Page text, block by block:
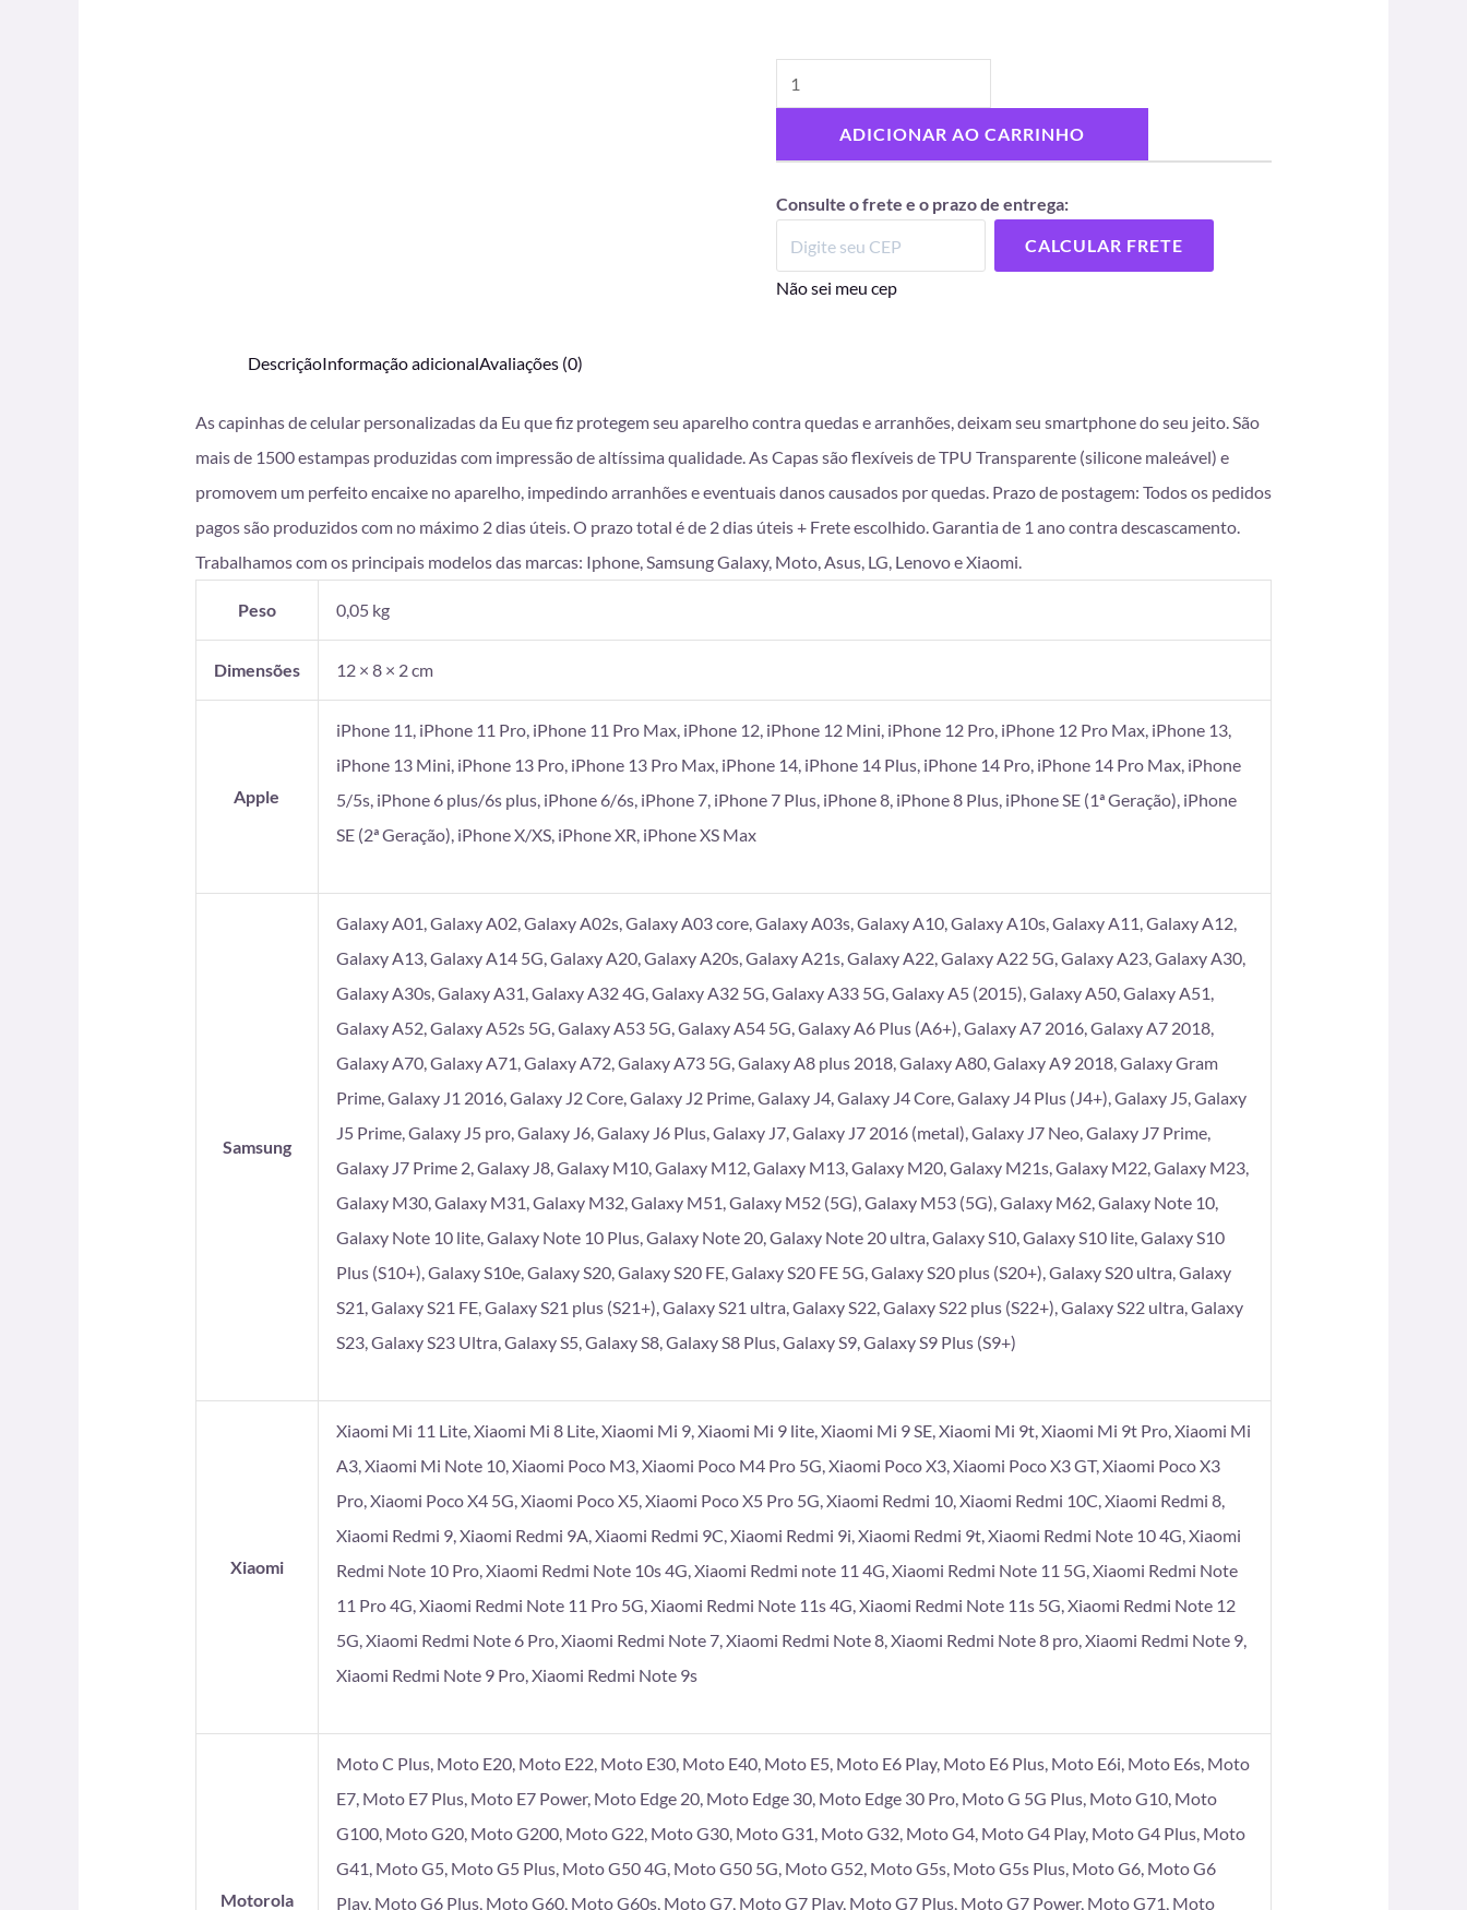
ADICIONAR AO CARRINHO
Consulte o frete e o prazo de entrega:
CALCULAR FRETE
Não sei meu cep
DescriçãoInformação adicionalAvaliações (0)
As capinhas de celular personalizadas da Eu que fiz protegem seu aparelho contra quedas e arranhões, deixam seu smartphone do seu jeito. São
mais de 1500 estampas produzidas com impressão de altíssima qualidade. As Capas são flexíveis de TPU Transparente (silicone maleável) e
promovem um perfeito encaixe no aparelho, impedindo arranhões e eventuais danos causados por quedas. Prazo de postagem: Todos os pedidos
pagos são produzidos com no máximo 2 dias úteis. O prazo total é de 2 dias úteis + Frete escolhido. Garantia de 1 ano contra descascamento.
Trabalhamos com os principais modelos das marcas: Iphone, Samsung Galaxy, Moto, Asus, LG, Lenovo e Xiaomi.
Peso 0,05 kg
Dimensões 12 × 8 × 2 cm
Apple
iPhone 11, iPhone 11 Pro, iPhone 11 Pro Max, iPhone 12, iPhone 12 Mini, iPhone 12 Pro, iPhone 12 Pro Max, iPhone 13,
iPhone 13 Mini, iPhone 13 Pro, iPhone 13 Pro Max, iPhone 14, iPhone 14 Plus, iPhone 14 Pro, iPhone 14 Pro Max, iPhone
5/5s, iPhone 6 plus/6s plus, iPhone 6/6s, iPhone 7, iPhone 7 Plus, iPhone 8, iPhone 8 Plus, iPhone SE (1ª Geração), iPhone
SE (2ª Geração), iPhone X/XS, iPhone XR, iPhone XS Max
Samsung
Galaxy A01, Galaxy A02, Galaxy A02s, Galaxy A03 core, Galaxy A03s, Galaxy A10, Galaxy A10s, Galaxy A11, Galaxy A12,
Galaxy A13, Galaxy A14 5G, Galaxy A20, Galaxy A20s, Galaxy A21s, Galaxy A22, Galaxy A22 5G, Galaxy A23, Galaxy A30,
Galaxy A30s, Galaxy A31, Galaxy A32 4G, Galaxy A32 5G, Galaxy A33 5G, Galaxy A5 (2015), Galaxy A50, Galaxy A51,
Galaxy A52, Galaxy A52s 5G, Galaxy A53 5G, Galaxy A54 5G, Galaxy A6 Plus (A6+), Galaxy A7 2016, Galaxy A7 2018,
Galaxy A70, Galaxy A71, Galaxy A72, Galaxy A73 5G, Galaxy A8 plus 2018, Galaxy A80, Galaxy A9 2018, Galaxy Gram
Prime, Galaxy J1 2016, Galaxy J2 Core, Galaxy J2 Prime, Galaxy J4, Galaxy J4 Core, Galaxy J4 Plus (J4+), Galaxy J5, Galaxy
J5 Prime, Galaxy J5 pro, Galaxy J6, Galaxy J6 Plus, Galaxy J7, Galaxy J7 2016 (metal), Galaxy J7 Neo, Galaxy J7 Prime,
Galaxy J7 Prime 2, Galaxy J8, Galaxy M10, Galaxy M12, Galaxy M13, Galaxy M20, Galaxy M21s, Galaxy M22, Galaxy M23,
Galaxy M30, Galaxy M31, Galaxy M32, Galaxy M51, Galaxy M52 (5G), Galaxy M53 (5G), Galaxy M62, Galaxy Note 10,
Galaxy Note 10 lite, Galaxy Note 10 Plus, Galaxy Note 20, Galaxy Note 20 ultra, Galaxy S10, Galaxy S10 lite, Galaxy S10
Plus (S10+), Galaxy S10e, Galaxy S20, Galaxy S20 FE, Galaxy S20 FE 5G, Galaxy S20 plus (S20+), Galaxy S20 ultra, Galaxy
S21, Galaxy S21 FE, Galaxy S21 plus (S21+), Galaxy S21 ultra, Galaxy S22, Galaxy S22 plus (S22+), Galaxy S22 ultra, Galaxy
S23, Galaxy S23 Ultra, Galaxy S5, Galaxy S8, Galaxy S8 Plus, Galaxy S9, Galaxy S9 Plus (S9+)
Xiaomi
Xiaomi Mi 11 Lite, Xiaomi Mi 8 Lite, Xiaomi Mi 9, Xiaomi Mi 9 lite, Xiaomi Mi 9 SE, Xiaomi Mi 9t, Xiaomi Mi 9t Pro, Xiaomi Mi
A3, Xiaomi Mi Note 10, Xiaomi Poco M3, Xiaomi Poco M4 Pro 5G, Xiaomi Poco X3, Xiaomi Poco X3 GT, Xiaomi Poco X3
Pro, Xiaomi Poco X4 5G, Xiaomi Poco X5, Xiaomi Poco X5 Pro 5G, Xiaomi Redmi 10, Xiaomi Redmi 10C, Xiaomi Redmi 8,
Xiaomi Redmi 9, Xiaomi Redmi 9A, Xiaomi Redmi 9C, Xiaomi Redmi 9i, Xiaomi Redmi 9t, Xiaomi Redmi Note 10 4G, Xiaomi
Redmi Note 10 Pro, Xiaomi Redmi Note 10s 4G, Xiaomi Redmi note 11 4G, Xiaomi Redmi Note 11 5G, Xiaomi Redmi Note
11 Pro 4G, Xiaomi Redmi Note 11 Pro 5G, Xiaomi Redmi Note 11s 4G, Xiaomi Redmi Note 11s 5G, Xiaomi Redmi Note 12
5G, Xiaomi Redmi Note 6 Pro, Xiaomi Redmi Note 7, Xiaomi Redmi Note 8, Xiaomi Redmi Note 8 pro, Xiaomi Redmi Note 9,
Xiaomi Redmi Note 9 Pro, Xiaomi Redmi Note 9s
Motorola
Moto C Plus, Moto E20, Moto E22, Moto E30, Moto E40, Moto E5, Moto E6 Play, Moto E6 Plus, Moto E6i, Moto E6s, Moto
E7, Moto E7 Plus, Moto E7 Power, Moto Edge 20, Moto Edge 30, Moto Edge 30 Pro, Moto G 5G Plus, Moto G10, Moto
G100, Moto G20, Moto G200, Moto G22, Moto G30, Moto G31, Moto G32, Moto G4, Moto G4 Play, Moto G4 Plus, Moto
G41, Moto G5, Moto G5 Plus, Moto G50 4G, Moto G50 5G, Moto G52, Moto G5s, Moto G5s Plus, Moto G6, Moto G6
Play, Moto G6 Plus, Moto G60, Moto G60s, Moto G7, Moto G7 Play, Moto G7 Plus, Moto G7 Power, Moto G71, Moto